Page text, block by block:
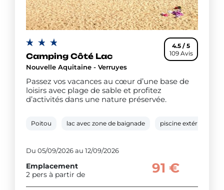
4.5 / 5
109 Avis
Camping Côté Lac
Nouvelle Aquitaine - Verruyes
Passez vos vacances au cœur d’une base de
loisirs avec plage de sable et profitez
d’activités dans une nature préservée.
Poitou lac avec zone de baignade piscine extérieure
Du 05/09/2026 au 12/09/2026
Emplacement
2 pers à partir de
91 €